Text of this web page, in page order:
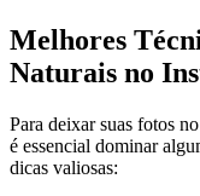
Melhores
Naturais no
Para deixar suas fotos
é essencial dominar
dicas valiosas: